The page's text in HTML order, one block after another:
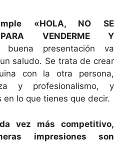
«HOLA, NO SE
PARA VENDERME Y
presentación va
saludo. Se trata de crear
con la otra persona,
y profesionalismo, y
lo que tienes que decir.
vez más competitivo,
impresiones son